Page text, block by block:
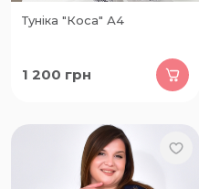
Туніка "Коса" А4
1 200 грн